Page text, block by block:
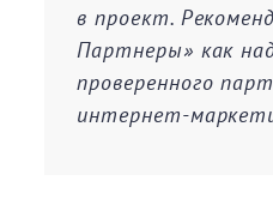
в проект.
Партнеры» как
проверенного
интернет-